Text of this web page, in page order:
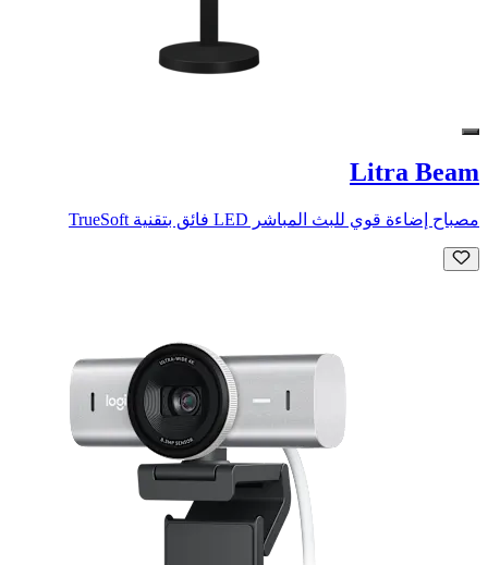
Litra Beam
مصباح إضاءة قوي للبث المباشر LED فائق بتقنية TrueSoft